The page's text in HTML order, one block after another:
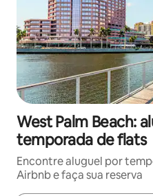
West Palm Beach:
temporada de flats
Encontre aluguel por
Airbnb e faça sua reserva